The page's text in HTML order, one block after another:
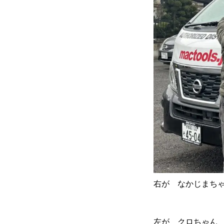
右が なかじまち
左が クロちゃん